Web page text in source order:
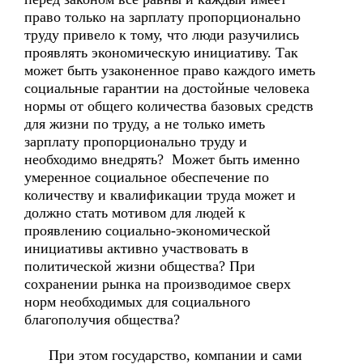
право только на зарплату пропорционально
труду привело к тому, что люди разучились
проявлять экономическую инициативу. Так
может быть узаконенное право каждого иметь
социальные гарантии на достойные человека
нормы от общего количества базовых средств
для жизни по труду, а не только иметь
зарплату пропорционально труду и
необходимо внедрять? Может быть именно
умеренное социальное обеспечение по
количеству и квалификации труда может и
должно стать мотивом для людей к
проявлению социально-экономической
инициативы активно участвовать в
политической жизни общества? При
сохранении рынка на производимое сверх
норм необходимых для социального
благополучия общества?
При этом государство, компании и сами